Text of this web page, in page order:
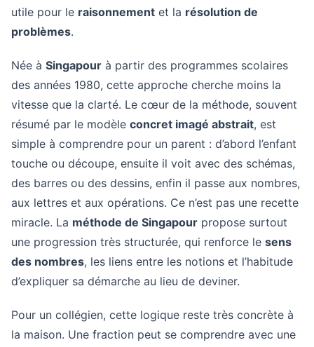
utile pour le raisonnement et la résolution de
problèmes.
Née à Singapour à partir des programmes scolaires
des années 1980, cette approche cherche moins la
vitesse que la clarté. Le cœur de la méthode, souvent
résumé par le modèle concret imagé abstrait, est
simple à comprendre pour un parent : d’abord l’enfant
touche ou découpe, ensuite il voit avec des schémas,
des barres ou des dessins, enfin il passe aux nombres,
aux lettres et aux opérations. Ce n’est pas une recette
miracle. La méthode de Singapour propose surtout
une progression très structurée, qui renforce le sens
des nombres, les liens entre les notions et l’habitude
d’expliquer sa démarche au lieu de deviner.
Pour un collégien, cette logique reste très concrète à
la maison. Une fraction peut se comprendre avec une